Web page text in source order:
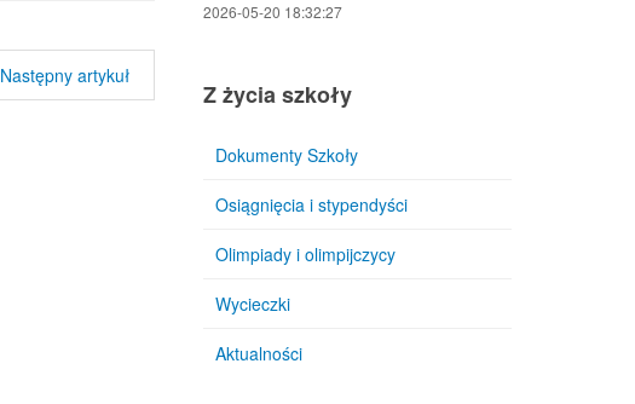
Następny artykuł
2026-05-20 18:32:27
Z życia szkoły
Dokumenty Szkoły
Osiągnięcia i stypendyści
Olimpiady i olimpijczycy
Wycieczki
Aktualności